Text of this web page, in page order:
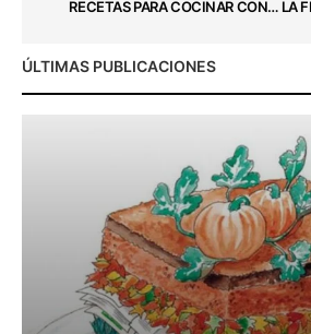
RECETAS PARA COCINAR CON… LA
ÚLTIMAS PUBLICACIONES